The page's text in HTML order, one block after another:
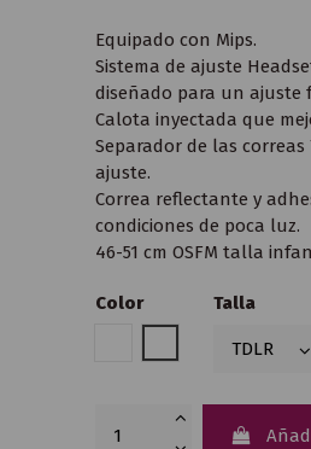
Equipado con Mips.
Sistema de ajuste
diseñado para un ajuste
Calota inyectada que
Separador de las
ajuste.
Correa reflectante y
condiciones de poca luz.
46-51 cm OSFM talla
Color
Fiery Red Multi
Rainbow
Talla